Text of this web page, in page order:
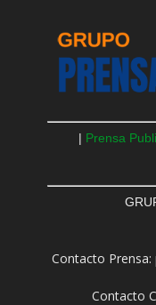
| Prensa
Contacto
Contacto